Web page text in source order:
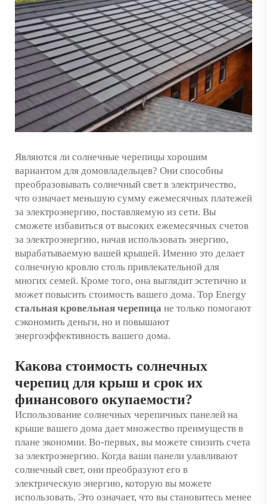
Являются ли солнечные черепицы хорошим
вариантом для домовладельцев? Они способны
преобразовывать солнечный свет в электричество,
что означает меньшую сумму ежемесячных платежей
за электроэнергию, поставляемую из сети. Вы
сможете избавиться от высоких ежемесячных счетов
за электроэнергию, начав использовать энергию,
вырабатываемую вашей крышей. Именно это делает
солнечную кровлю столь привлекательной для
многих семей. Кроме того, она выглядит эстетично и
может повысить стоимость вашего дома. Top Energy
стальная кровельная черепица не только помогают
сэкономить деньги, но и повышают
энергоэффективность вашего дома.
Какова стоимость солнечных
черепиц для крыш и срок их
финансового окупаемости?
Использование солнечных черепичных панелей на
крыше вашего дома дает множество преимуществ в
плане экономии. Во-первых, вы можете снизить счета
за электроэнергию. Когда ваши панели улавливают
солнечный свет, они преобразуют его в
электрическую энергию, которую вы можете
использовать. Это означает, что вы становитесь менее